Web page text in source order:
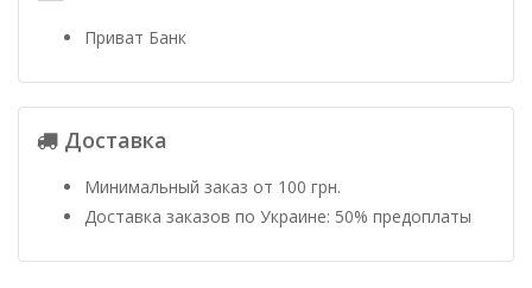
Приват Банк
Доставка
Минимальный заказ от 100 грн.
Доставка заказов по Украине: 50% предоплаты